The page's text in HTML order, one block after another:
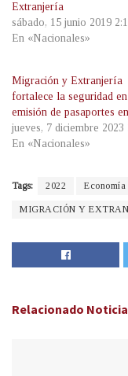
Extranjería
sábado, 15 junio 2019
En «Nacionales»
Migración y Extranjería
fortalece la seguridad
emisión de pasaportes
jueves, 7 diciembre 2023
En «Nacionales»
Tags: 2022 Economía
MIGRACIÓN Y
Relacionado